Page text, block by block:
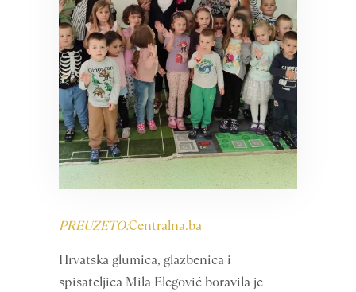
PREUZETO:Centralna.ba
Hrvatska glumica, glazbenica i
spisateljica Mila Elegović boravila je